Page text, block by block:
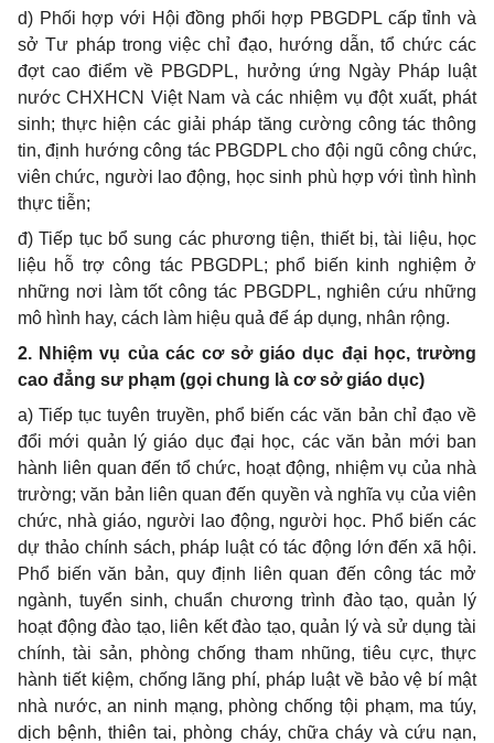
d) Phối hợp với Hội đồng phối hợp PBGDPL cấp tỉnh và
sở Tư pháp trong việc chỉ đạo, hướng dẫn, tổ chức các
đợt cao điểm về PBGDPL, hưởng ứng Ngày Pháp luật
nước CHXHCN Việt Nam và các nhiệm vụ đột xuất, phát
sinh; thực hiện các giải pháp tăng cường công tác thông
tin, định hướng công tác PBGDPL cho đội ngũ công chức,
viên chức, người lao động, học sinh phù hợp với tình hình
thực tiễn;
đ) Tiếp tục bổ sung các phương tiện, thiết bị, tài liệu, học
liệu hỗ trợ công tác PBGDPL; phổ biến kinh nghiệm ở
những nơi làm tốt công tác PBGDPL, nghiên cứu những
mô hình hay, cách làm hiệu quả để áp dụng, nhân rộng.
2. Nhiệm vụ của các cơ sở giáo dục đại học, trường
cao đẳng sư phạm (gọi chung là cơ sở giáo dục)
a) Tiếp tục tuyên truyền, phổ biến các văn bản chỉ đạo về
đổi mới quản lý giáo dục đại học, các văn bản mới ban
hành liên quan đến tổ chức, hoạt động, nhiệm vụ của nhà
trường; văn bản liên quan đến quyền và nghĩa vụ của viên
chức, nhà giáo, người lao động, người học. Phổ biến các
dự thảo chính sách, pháp luật có tác động lớn đến xã hội.
Phổ biến văn bản, quy định liên quan đến công tác mở
ngành, tuyển sinh, chuẩn chương trình đào tạo, quản lý
hoạt động đào tạo, liên kết đào tạo, quản lý và sử dụng tài
chính, tài sản, phòng chống tham nhũng, tiêu cực, thực
hành tiết kiệm, chống lãng phí, pháp luật về bảo vệ bí mật
nhà nước, an ninh mạng, phòng chống tội phạm, ma túy,
dịch bệnh, thiên tai, phòng cháy, chữa cháy và cứu nạn,